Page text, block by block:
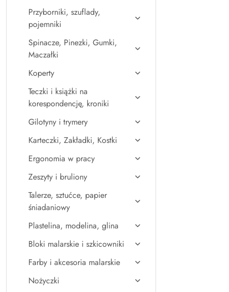
Przyborniki, szuflady,
pojemniki
Spinacze, Pinezki, Gumki,
Maczałki
Koperty
Teczki i książki na
korespondencję, kroniki
Gilotyny i trymery
Karteczki, Zakładki, Kostki
Ergonomia w pracy
Zeszyty i bruliony
Talerze, sztućce, papier
śniadaniowy
Plastelina, modelina, glina
Bloki malarskie i szkicowniki
Farby i akcesoria malarskie
Nożyczki